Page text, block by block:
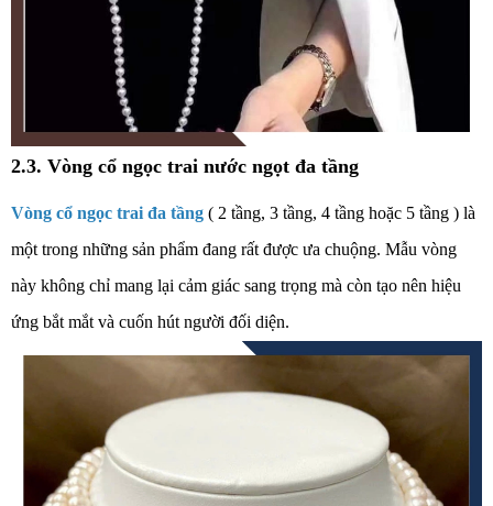
2.3. Vòng cổ ngọc trai nước ngọt đa tầng
Vòng cổ ngọc trai đa tầng ( 2 tầng, 3 tầng, 4 tầng hoặc 5 tầng ) là
một trong những sản phẩm đang rất được ưa chuộng. Mẫu vòng
này không chỉ mang lại cảm giác sang trọng mà còn tạo nên hiệu
ứng bắt mắt và cuốn hút người đối diện.